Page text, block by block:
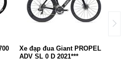
Xe đạp đua Giant PROPEL
ADV SL 0 D 2021***